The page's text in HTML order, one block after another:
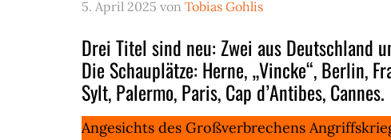
5. April 2025 von Tobias Gohlis
Drei Titel sind neu: Zwei aus Deutschland
Die Schauplätze: Herne, „Vincke“, Berlin,
Sylt, Palermo, Paris, Cap d’Antibes, Cannes.
Angesichts des Großverbrechens